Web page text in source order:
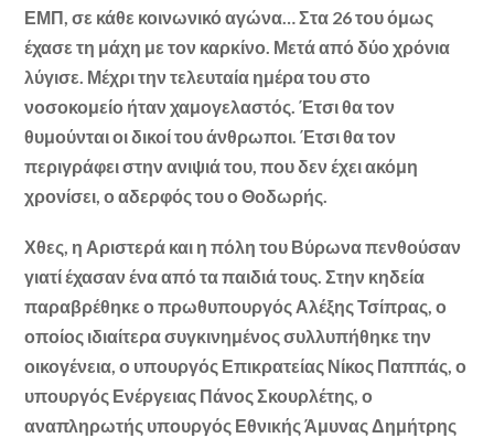
ΕΜΠ, σε κάθε κοινωνικό αγώνα… Στα 26 του όμως
έχασε τη μάχη με τον καρκίνο. Μετά από δύο χρόνια
λύγισε. Μέχρι την τελευταία ημέρα του στο
νοσοκομείο ήταν χαμογελαστός. Έτσι θα τον
θυμούνται οι δικοί του άνθρωποι. Έτσι θα τον
περιγράφει στην ανιψιά του, που δεν έχει ακόμη
χρονίσει, ο αδερφός του ο Θοδωρής.
Χθες, η Αριστερά και η πόλη του Βύρωνα πενθούσαν
γιατί έχασαν ένα από τα παιδιά τους. Στην κηδεία
παραβρέθηκε ο πρωθυπουργός Αλέξης Τσίπρας, ο
οποίος ιδιαίτερα συγκινημένος συλλυπήθηκε την
οικογένεια, ο υπουργός Επικρατείας Νίκος Παππάς, ο
υπουργός Ενέργειας Πάνος Σκουρλέτης, ο
αναπληρωτής υπουργός Εθνικής Άμυνας Δημήτρης